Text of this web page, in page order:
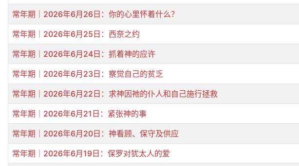
常年期｜2026年6月26日：你的心里怀着什么？
常年期｜2026年6月25日：西奈之约
常年期｜2026年6月24日：抓着神的应许
常年期｜2026年6月23日：察觉自己的贫乏
常年期｜2026年6月22日：求神因祂的仆人和自己施行拯救
常年期｜2026年6月21日：紧张神的事
常年期｜2026年6月20日：神看顾、保守及供应
常年期｜2026年6月19日：保罗对犹太人的爱